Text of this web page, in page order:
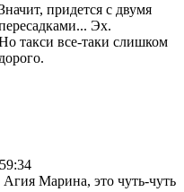
придется с двумя
Эх.
такси все-таки слишком
дорого.
Марина, это чуть-чуть